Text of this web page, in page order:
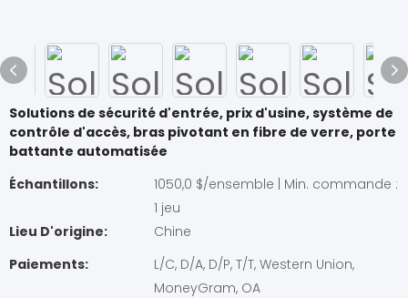
Solutions de sécurité d'entrée, prix d'usine, système de
contrôle d'accès, bras pivotant en fibre de verre, porte
battante automatisée
Échantillons:
1050,0 $/ensemble | Min. commande :
1 jeu
Lieu D'origine:
Chine
Paiements:
L/C, D/A, D/P, T/T, Western Union,
MoneyGram, OA